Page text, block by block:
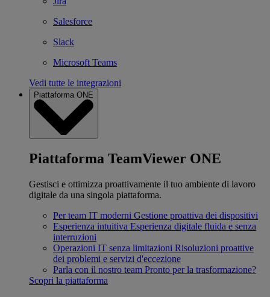
Salesforce
Slack
Microsoft Teams
Vedi tutte le integrazioni
Piattaforma ONE
Piattaforma TeamViewer ONE
Gestisci e ottimizza proattivamente il tuo ambiente di lavoro
digitale da una singola piattaforma.
Per team IT moderni Gestione proattiva dei dispositivi
Esperienza intuitiva Esperienza digitale fluida e senza
interruzioni
Operazioni IT senza limitazioni Risoluzioni proattive
dei problemi e servizi d'eccezione
Parla con il nostro team Pronto per la trasformazione?
Scopri la piattaforma